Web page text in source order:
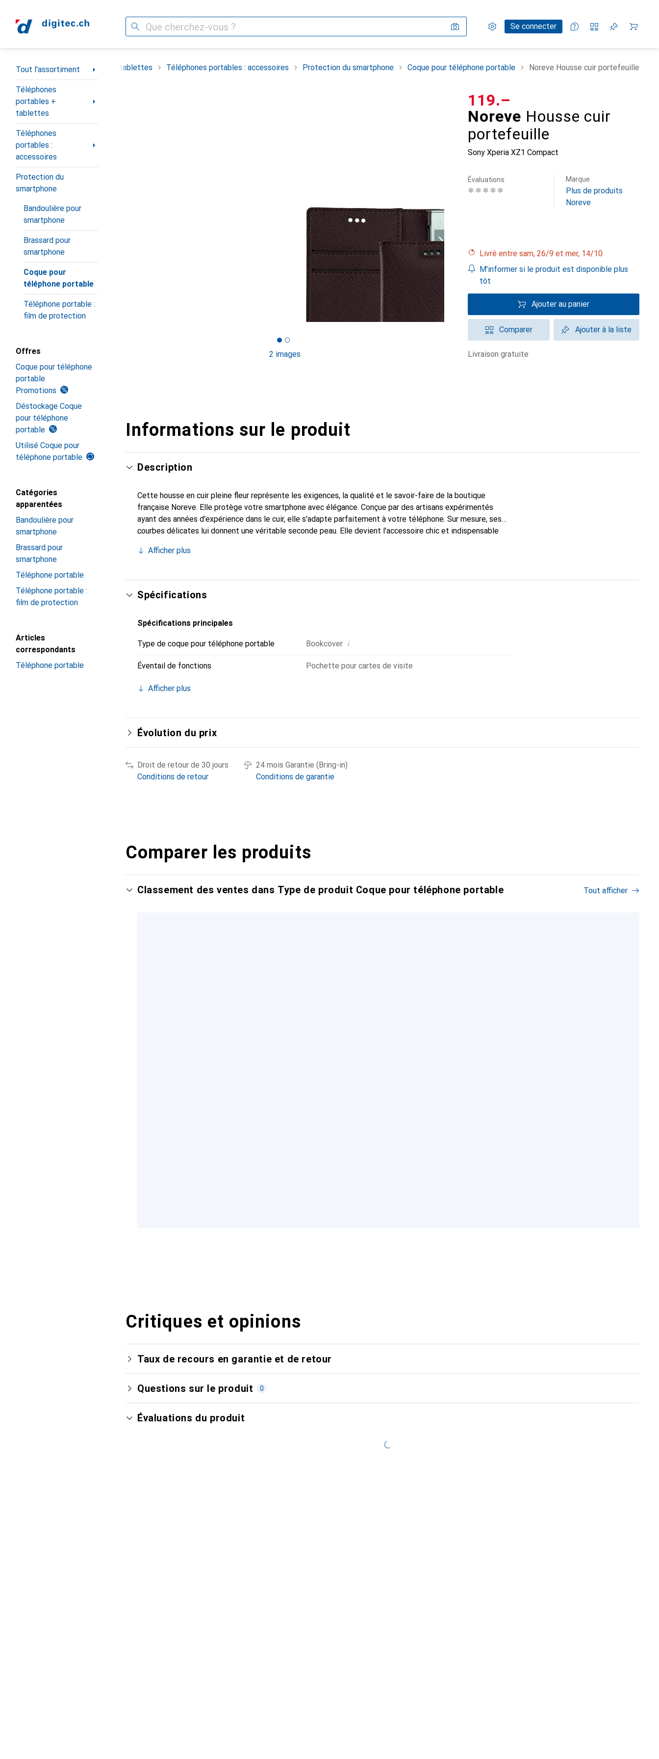
Recherche Paramètres
Compte clientSe connecter
Listes de comparaison
Listes d'envies
Panier
Navigation par catégorie
Tout l'assortiment
Téléphones
portables +
tablettes
Téléphones
portables :
accessoires
Protection du
smartphone
Bandoulière pour
smartphone
Brassard pour
smartphone
Coque pour
téléphone portable
Téléphone portable :
film de protection
Offres
Coque pour téléphone
portable
Promotions
Déstockage Coque
pour téléphone
portable
Utilisé Coque pour
téléphone portable
Catégories
apparentées
Bandoulière pour
smartphone
Brassard pour
smartphone
Téléphone portable
Téléphone portable :
film de protection
Articles
correspondants
Téléphone portable
Téléphones portables + tablettes Téléphones portables : accessoires Protection du smartphone Coque pour téléphone portable Noreve Housse cuir portefeuille
2 images
Noreve Housse cuir
portefeuille
Sony Xperia XZ1 Compact
CHF
119.–
Évaluations Marque
Plus de produits
Noreve
Livré entre sam, 26/9 et mer, 14/10
M'informer si le produit est disponible plus
tôt
Ajouter au panier
Comparer Ajouter à la liste
livraison gratuite
Informations sur le produit
Description
Cette housse en cuir pleine fleur représente les exigences, la qualité et le savoir-faire de la boutique
française Noreve. Elle protège votre smartphone avec élégance. Conçue par des artisans expérimentés
ayant des années d'expérience dans le cuir, elle s'adapte parfaitement à votre téléphone. Sur mesure, ses
courbes délicates lui donnent une véritable seconde peau. Elle devient l'accessoire chic et indispensable
Noreve est un choix fiable pour une clientèle exigeante.
Afficher plus
Spécifications
Spécifications principales
Type de coque pour téléphone portable Bookcover i
Éventail de fonctions Pochette pour cartes de visite
Afficher plus
Évolution du prix
Droit de retour de 30 jours
Conditions de retour
24 mois Garantie (Bring-in)
Conditions de garantie
Comparer les produits
Classement des ventes dans Type de produit Coque pour téléphone portable Tout afficher
Critiques et opinions
Taux de recours en garantie et de retour
Questions sur le produit 0
Évaluations du produit